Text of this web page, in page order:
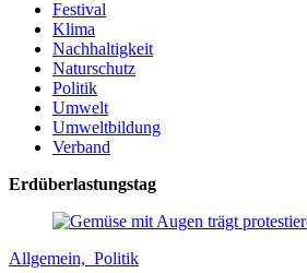
Festival
Klima
Nachhaltigkeit
Naturschutz
Politik
Umwelt
Umweltbildung
Verband
Erdüberlastungstag
Allgemein, Politik